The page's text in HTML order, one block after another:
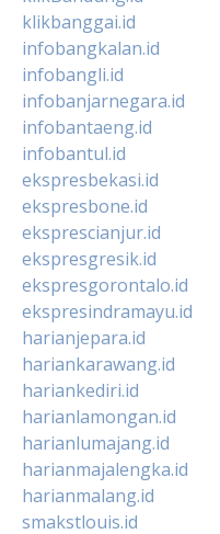
klikbanggai.id
infobangkalan.id
infobangli.id
infobanjarnegara.id
infobantaeng.id
infobantul.id
ekspresbekasi.id
ekspresbone.id
eksprescianjur.id
ekspresgresik.id
ekspresgorontalo.id
ekspresindramayu.id
harianjepara.id
hariankarawang.id
hariankediri.id
harianlamongan.id
harianlumajang.id
harianmajalengka.id
harianmalang.id
smakstlouis.id